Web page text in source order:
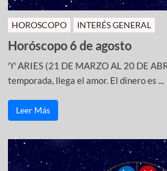
HOROSCOPO INTERÉS GENERAL
Horóscopo 6 de agosto
♈ ARIES (21 DE MARZO AL 20 DE
temporada, llega el amor. El dinero es ...
Leer Más